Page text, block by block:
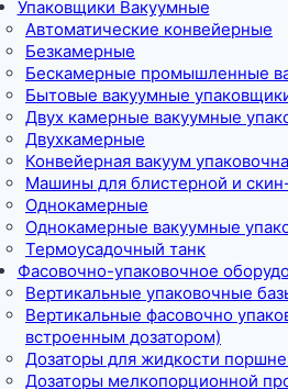
Упаковщики Вакуумные
Автоматические конвейерные
Безкамерные
Бескамерные промышленные
Бытовые вакуумные
Двух камерные вакуумные
Двухкамерные
Конвейерная вакуум
Машины для блистерной и
Однокамерные
Однокамерные вакуумные
Термоусадочный танк
Фасовочно-упаковочное
Вертикальные упаковочные
Вертикальные фасовочно
встроенным дозатором)
Дозаторы для жидкости
Дозаторы мелкопорционной